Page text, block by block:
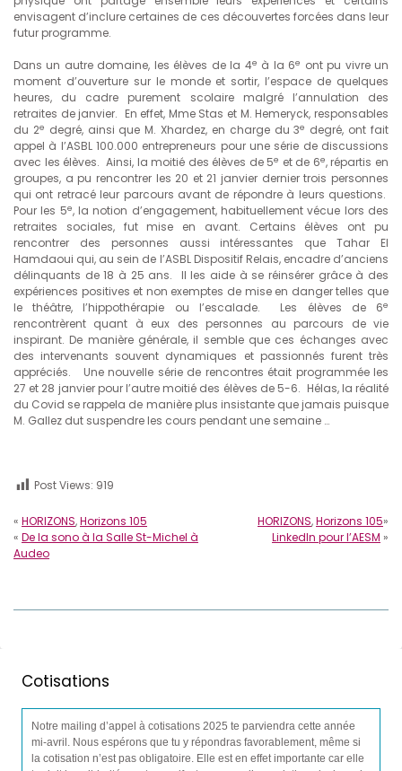
envisagent d’inclure certaines de ces découvertes forcées dans leur
futur programme.
Dans un autre domaine, les élèves de la 4e à la 6e ont pu vivre un
moment d’ouverture sur le monde et sortir, l’espace de quelques
heures, du cadre purement scolaire malgré l’annulation des
retraites de janvier. En effet, Mme Stas et M. Hemeryck, responsables
du 2e degré, ainsi que M. Xhardez, en charge du 3e degré, ont fait
appel à l’ASBL 100.000 entrepreneurs pour une série de discussions
avec les élèves. Ainsi, la moitié des élèves de 5e et de 6e, répartis en
groupes, a pu rencontrer les 20 et 21 janvier dernier trois personnes
qui ont retracé leur parcours avant de répondre à leurs questions.
Pour les 5e, la notion d’engagement, habituellement vécue lors des
retraites sociales, fut mise en avant. Certains élèves ont pu
rencontrer des personnes aussi intéressantes que Tahar El
Hamdaoui qui, au sein de l’ASBL Dispositif Relais, encadre d’anciens
délinquants de 18 à 25 ans. Il les aide à se réinsérer grâce à des
expériences positives et non exemptes de mise en danger telles que
le théâtre, l’hippothérapie ou l’escalade. Les élèves de 6e
rencontrèrent quant à eux des personnes au parcours de vie
inspirant. De manière générale, il semble que ces échanges avec
des intervenants souvent dynamiques et passionnés furent très
appréciés. Une nouvelle série de rencontres était programmée les
27 et 28 janvier pour l’autre moitié des élèves de 5-6. Hélas, la réalité
du Covid se rappela de manière plus insistante que jamais puisque
M. Gallez dut suspendre les cours pendant une semaine …
Post Views: 919
« HORIZONS,Horizons 105
« De la sono à la Salle St-Michel à
Audeo
HORIZONS,Horizons 105»
LinkedIn pour l’AESM »
Cotisations
Notre mailing d’appel à cotisations 2025 te parviendra cette année
mi-avril. Nous espérons que tu y répondras favorablement, même si
la cotisation n’est pas obligatoire. Elle est en effet importante car elle